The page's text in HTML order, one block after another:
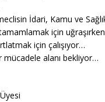
İdari, Kamu ve
tamamlamak için
için çalışıyor…
mücadele alanı bekliyor…